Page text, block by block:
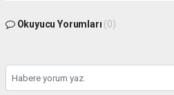
Okuyucu Yorumları (0)